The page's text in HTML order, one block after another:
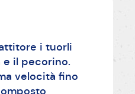
i tuorli
e il pecorino.
velocità fino